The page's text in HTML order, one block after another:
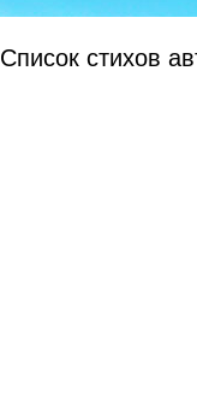
Список стихов